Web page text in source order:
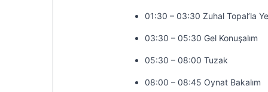
01:30 – 03:30 Zuhal Topal’la
03:30 – 05:30 Gel Konuşalım
05:30 – 08:00 Tuzak
08:00 – 08:45 Oynat Bakalım